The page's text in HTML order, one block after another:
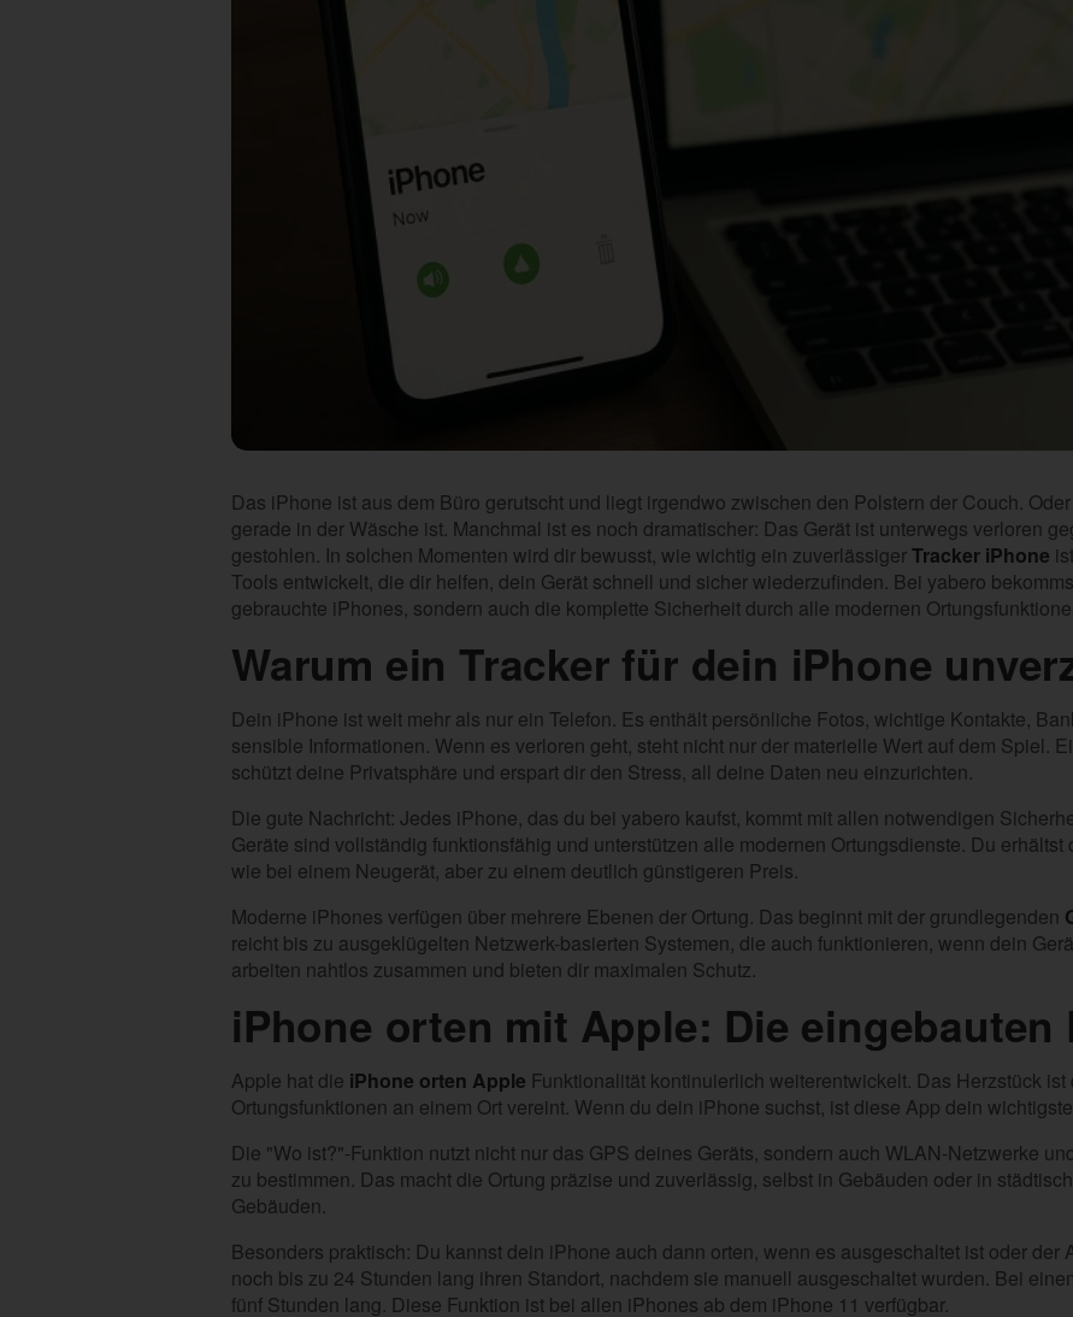
Das iPhone ist aus dem Büro gerutscht und liegt irgendwo zwischen den Polstern der Couch.
gerade in der Wäsche ist. Manchmal ist es noch dramatischer: Das Gerät ist unterwegs verloren
gestohlen. In solchen Momenten wird dir bewusst, wie wichtig ein zuverlässigerTracker iPhone
Tools entwickelt, die dir helfen, dein Gerät schnell und sicher wiederzufinden. Bei yabero
gebrauchte iPhones, sondern auch die komplette Sicherheit durch alle modernen
Warum ein Tracker für dein iPhone
Dein iPhone ist weit mehr als nur ein Telefon. Es enthält persönliche Fotos, wichtige Kontakte,
sensible Informationen. Wenn es verloren geht, steht nicht nur der materielle Wert auf dem Spiel.
schützt deine Privatsphäre und erspart dir den Stress, all deine Daten neu einzurichten.
Die gute Nachricht: Jedes iPhone, das du bei yabero kaufst, kommt mit allen notwendigen
Geräte sind vollständig funktionsfähig und unterstützen alle modernen Ortungsdienste. Du
wie bei einem Neugerät, aber zu einem deutlich günstigeren Preis.
Moderne iPhones verfügen über mehrere Ebenen der Ortung. Das beginnt mit der grundlegenden
reicht bis zu ausgeklügelten Netzwerk-basierten Systemen, die auch funktionieren, wenn dein
arbeiten nahtlos zusammen und bieten dir maximalen Schutz.
iPhone orten mit Apple: Die eingebauten
Apple hat die iPhone orten Apple Funktionalität kontinuierlich weiterentwickelt. Das Herzstück
Ortungsfunktionen an einem Ort vereint. Wenn du dein iPhone suchst, ist diese App dein
Die "Wo ist?"-Funktion nutzt nicht nur das GPS deines Geräts, sondern auch WLAN-Netzwerke
zu bestimmen. Das macht die Ortung präzise und zuverlässig, selbst in Gebäuden oder in
Gebäuden.
Besonders praktisch: Du kannst dein iPhone auch dann orten, wenn es ausgeschaltet ist oder der
noch bis zu 24 Stunden lang ihren Standort, nachdem sie manuell ausgeschaltet wurden. Bei
fünf Stunden lang. Diese Funktion ist bei allen iPhones ab dem iPhone 11 verfügbar.